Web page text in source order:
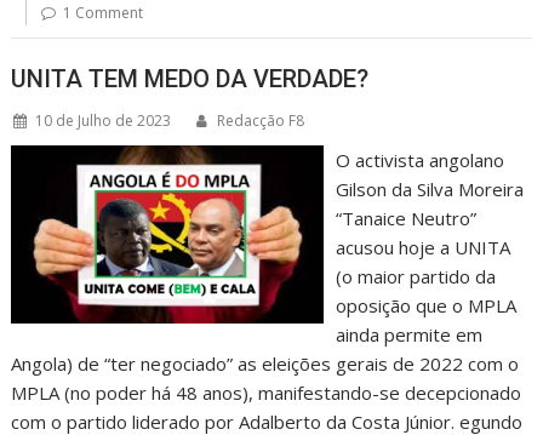
1 Comment
UNITA TEM MEDO DA VERDADE?
10 de Julho de 2023 Redacção F8
O activista angolano
Gilson da Silva Moreira
“Tanaice Neutro”
acusou hoje a UNITA
(o maior partido da
oposição que o MPLA
ainda permite em
Angola) de “ter negociado” as eleições gerais de 2022 com o
MPLA (no poder há 48 anos), manifestando-se decepcionado
com o partido liderado por Adalberto da Costa Júnior. egundo